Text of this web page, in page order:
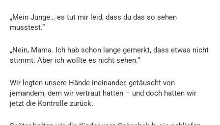
„Mein Junge… es tut mir leid, dass du das so sehen
musstest.“
„Nein, Mama. Ich hab schon lange gemerkt, dass etwas nicht
stimmt. Aber ich wollte es nicht sehen.“
Wir legten unsere Hände ineinander, getäuscht von
jemandem, dem wir vertraut hatten – und doch hatten wir
jetzt die Kontrolle zurück.